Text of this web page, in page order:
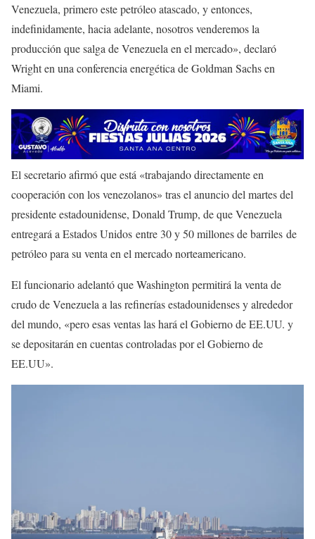
Venezuela, primero este petróleo atascado, y entonces,
indefinidamente, hacia adelante, nosotros venderemos la
producción que salga de Venezuela en el mercado», declaró
Wright en una conferencia energética de Goldman Sachs en
Miami.
El secretario afirmó que está «trabajando directamente en
cooperación con los venezolanos» tras el anuncio del martes del
presidente estadounidense, Donald Trump, de que Venezuela
entregará a Estados Unidos entre 30 y 50 millones de barriles de
petróleo para su venta en el mercado norteamericano.
El funcionario adelantó que Washington permitirá la venta de
crudo de Venezuela a las refinerías estadounidenses y alrededor
del mundo, «pero esas ventas las hará el Gobierno de EE.UU. y
se depositarán en cuentas controladas por el Gobierno de
EE.UU».